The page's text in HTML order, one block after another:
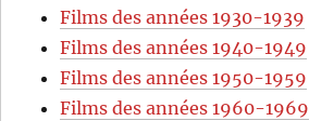
Films des années 1930-1939
Films des années 1940-1949
Films des années 1950-1959
Films des années 1960-1969